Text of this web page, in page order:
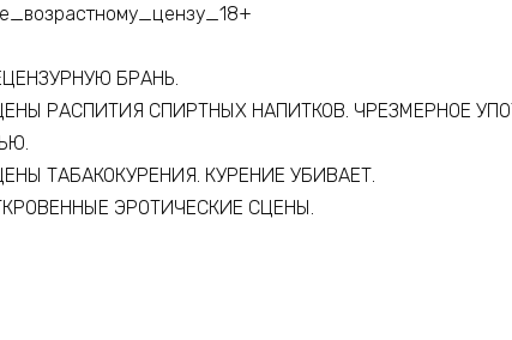
БРАНЬ.
РАСПИТИЯ СПИРТНЫХ НАПИТКОВ. ЧРЕЗМЕРНОЕ
ТАБАКОКУРЕНИЯ. КУРЕНИЕ УБИВАЕТ.
ЭРОТИЧЕСКИЕ СЦЕНЫ.